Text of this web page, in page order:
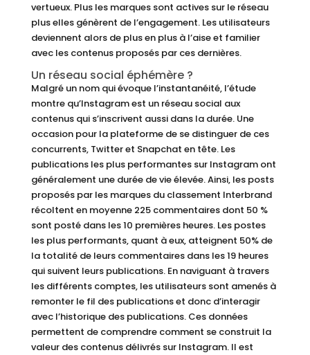
vertueux. Plus les marques sont actives sur le réseau
plus elles génèrent de l’engagement. Les utilisateurs
deviennent alors de plus en plus à l’aise et familier
avec les contenus proposés par ces dernières.
Un réseau social éphémère ?
Malgré un nom qui évoque l’instantanéité, l’étude
montre qu’Instagram est un réseau social aux
contenus qui s’inscrivent aussi dans la durée. Une
occasion pour la plateforme de se distinguer de ces
concurrents, Twitter et Snapchat en tête. Les
publications les plus performantes sur Instagram ont
généralement une durée de vie élevée. Ainsi, les posts
proposés par les marques du classement Interbrand
récoltent en moyenne 225 commentaires dont 50 %
sont posté dans les 10 premières heures. Les postes
les plus performants, quant à eux, atteignent 50% de
la totalité de leurs commentaires dans les 19 heures
qui suivent leurs publications. En naviguant à travers
les différents comptes, les utilisateurs sont amenés à
remonter le fil des publications et donc d’interagir
avec l’historique des publications. Ces données
permettent de comprendre comment se construit la
valeur des contenus délivrés sur Instagram. Il est